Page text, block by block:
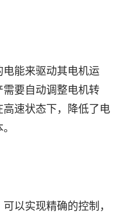
能来驱动其电机运
要自动调整电机转
速状态下，降低了电
以实现精确的控制，